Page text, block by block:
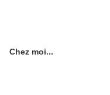
Chez moi...